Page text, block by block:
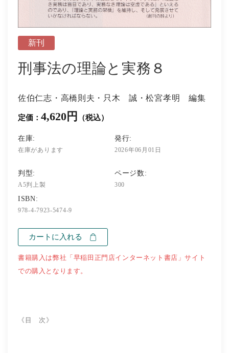
新刊
刑事法の理論と実務８
佐伯仁志・高橋則夫・只木 誠・松宮孝明 編集
定価： 4,620円 （税込）
在庫:
在庫があります
発行:
2026年06月01日
判型:
A5判上製
ページ数:
300
ISBN:
978-4-7923-5474-9
カートに入れる
書籍購入は弊社「早稲田正門店インターネット書店」サイト
での購入となります。
《目 次》